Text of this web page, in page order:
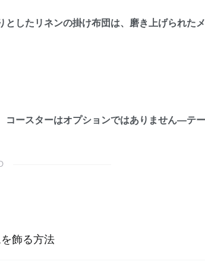
としたリネンの掛け布団は、磨き上げられた
コースターはオプションではありません—テ
飾る方法